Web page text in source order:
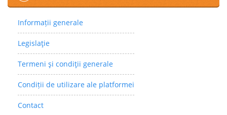
Informații generale
Legislaţie
Termeni şi condiţii generale
Condiții de utilizare ale platformei
Contact